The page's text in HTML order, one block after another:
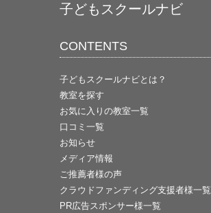
子どもスクールナビ
CONTENTS
子どもスクールナビとは？
教室を探す
お気に入りの教室一覧
口コミ一覧
お知らせ
メディア情報
ご推薦者様の声
クラウドファンディング支援者様一覧
PR広告スポンサー様一覧